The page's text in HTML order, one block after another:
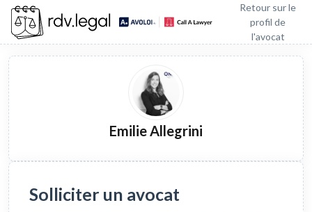
Retour sur le
profil de
l'avocat
Solliciter un avocat
Emilie Allegrini